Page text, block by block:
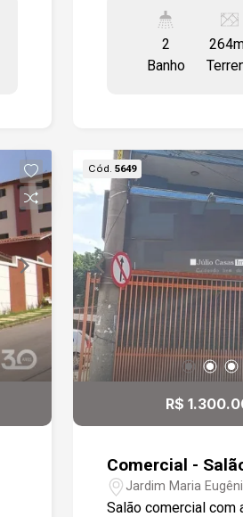
Avenida de grande
Bairro com estrutura
comércios.
2
Banho
Cód. 5649
R$
Comercial -
Jardim Maria
Salão comercial com